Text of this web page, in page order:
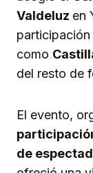
Valdeluz en
como
del resto de
El evento,
de